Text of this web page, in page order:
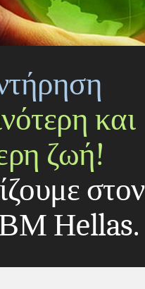
και
ζωή!
στον
Ηellas.